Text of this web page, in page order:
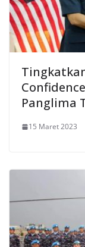
Panglima
15 Maret 2023